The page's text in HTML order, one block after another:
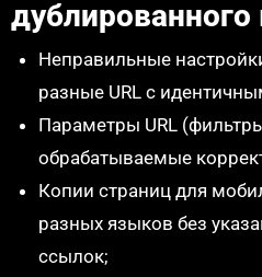
дублированного
Неправильные
разные URL с
Параметры URL
обрабатываемые
Копии страниц для
разных языков без
ссылок;